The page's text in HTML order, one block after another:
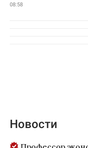
08:58
Новости